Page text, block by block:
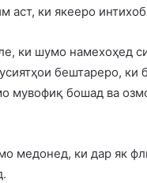
аст, ки якееро
ки шумо намехоҳед
бештареро,
мувофиқ бошад ва
медонед, ки дар як